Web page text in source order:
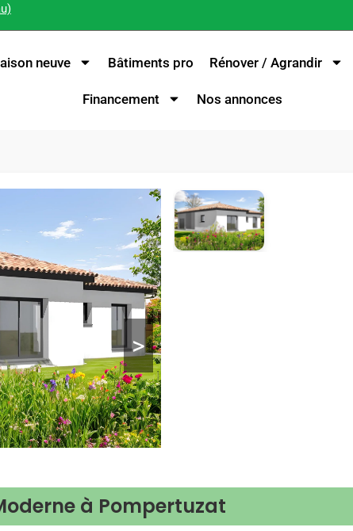
neuve Bâtiments pro Rénover / Agrandir
Financement Nos annonces
>
à Pompertuzat